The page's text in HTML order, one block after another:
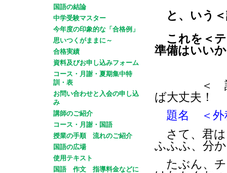
国語の結論
中学受験マスター
今年度の印象的な「合格例」
思いつくがままに～
合格実績
資料及びお申し込みフォーム
コース・月謝・夏期集中特
訓・表
お問い合わせと入会の申し込
み
講師のご紹介
コース・月謝・国語
授業の手順 流れのご紹介
国語の広場
使用テキスト
国語 作文 指導料金などに
と、いう＜
これを＜テ
準備はいい
＜
ば大丈夫
題名 ＜
さて、君は
ふふふ、分
たぶん、